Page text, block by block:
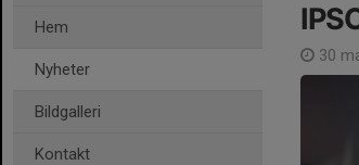
Hem
Nyheter
Bildgalleri
Kontakt
30